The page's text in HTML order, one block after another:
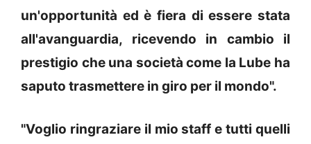
un'opportunità ed è fiera di essere stata
all'avanguardia, ricevendo in cambio il
prestigio che una società come la Lube ha
saputo trasmettere in giro per il mondo".
"Voglio ringraziare il mio staff e tutti quelli